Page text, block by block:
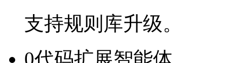
支持规则库升级。